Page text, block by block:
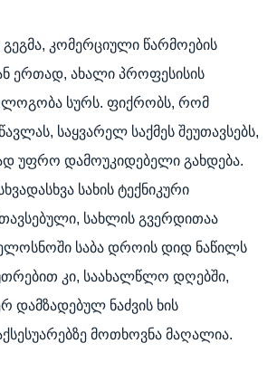
კომერციული წარმოების
ერთად, ახალი პროფესისის
სურს. ფიქრობს, რომ
საყვარელ საქმეს შეუთავსებს,
უფრო დამოუკიდებელი გახდება.
სახის ტექნიკური
სახლის გვერდითაა
საბა დროის დიდ ნაწილს
კი, საახალწლო დღებში,
დამზადებულ ნაძვის ხის
მოთხოვნა მაღალია.